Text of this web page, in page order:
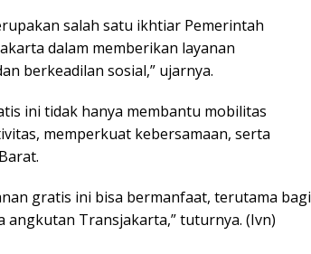
salah satu ikhtiar Pemerintah
dalam memberikan layanan
berkeadilan sosial,” ujarnya.
ini tidak hanya membantu mobilitas
memperkuat kebersamaan, serta
gratis ini bisa bermanfaat, terutama bagi
angkutan Transjakarta,” tuturnya. (Ivn)